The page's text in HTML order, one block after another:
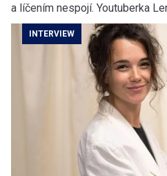
a líčením nespojí. Youtuberka
INTERVIEW